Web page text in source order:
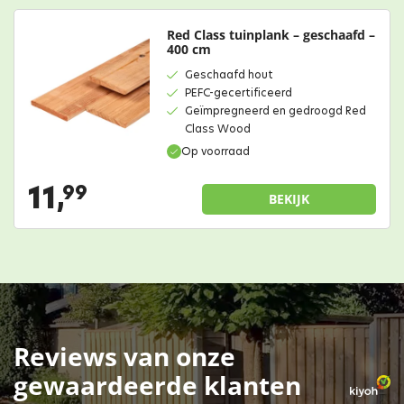
Op voorraad
Red Class tuinplank – geschaafd –
400 cm
Geschaafd hout
PEFC-gecertificeerd
Geïmpregneerd en gedroogd Red
Class Wood
11,99 BEKIJK
Reviews van onze
gewaardeerde klanten